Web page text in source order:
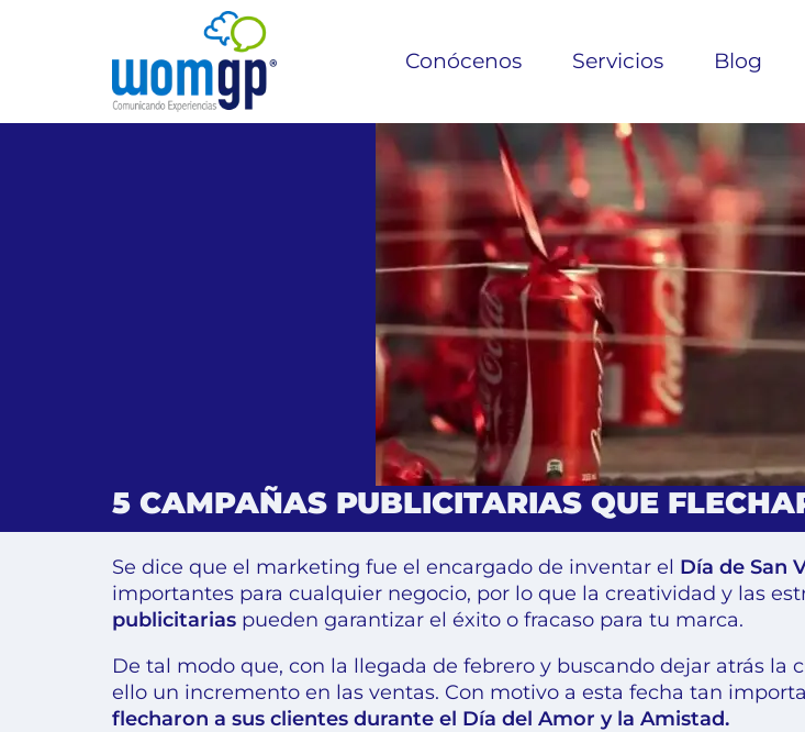
Conócenos Servicios Blog
5 CAMPAÑAS PUBLICITARIAS QUE
Se dice que el marketing fue el encargado de inventar el Día de San
importantes para cualquier negocio, por lo que la creatividad y las
publicitarias pueden garantizar el éxito o fracaso para tu marca.
De tal modo que, con la llegada de febrero y buscando dejar atrás la
ello un incremento en las ventas. Con motivo a esta fecha tan
flecharon a sus clientes durante el Día del Amor y la Amistad.